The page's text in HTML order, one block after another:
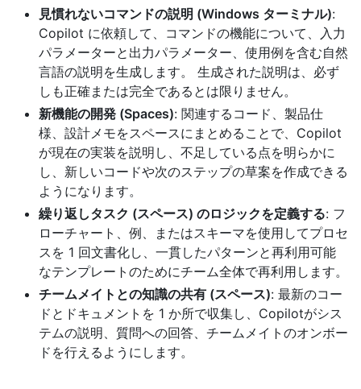
見慣れないコマンドの説明 (Windows ターミナル):
Copilot に依頼して、コマンドの機能について、入力
パラメーターと出力パラメーター、使用例を含む自然
言語の説明を生成します。 生成された説明は、必ず
しも正確または完全であるとは限りません。
新機能の開発 (Spaces): 関連するコード、製品仕
様、設計メモをスペースにまとめることで、Copilot
が現在の実装を説明し、不足している点を明らかに
し、新しいコードや次のステップの草案を作成できる
ようになります。
繰り返しタスク (スペース) のロジックを定義する: フ
ローチャート、例、またはスキーマを使用してプロセ
スを 1 回文書化し、一貫したパターンと再利用可能
なテンプレートのためにチーム全体で再利用します。
チームメイトとの知識の共有 (スペース): 最新のコー
ドとドキュメントを 1 か所で収集し、Copilotがシス
テムの説明、質問への回答、チームメイトのオンボー
ドを行えるようにします。